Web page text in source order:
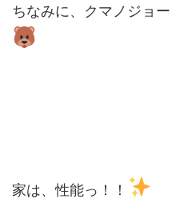
ちなみに、クマノジョ
家は、性能っ！！